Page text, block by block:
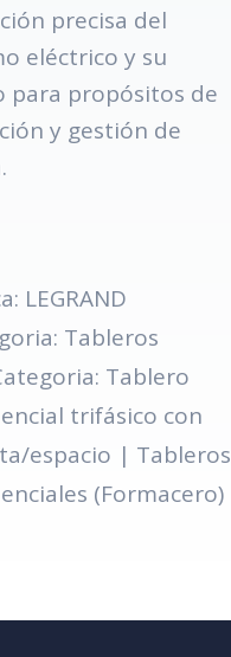
precisa del
eléctrico y su
para propósitos de
y gestión de
LEGRAND
Tableros
Tablero
trifásico con
espacio | Tableros
(Formacero)